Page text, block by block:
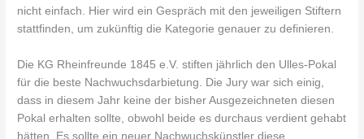
nicht einfach. Hier wird ein Gespräch mit den jeweiligen Stiftern
stattfinden, um zukünftig die Kategorie genauer zu definieren.
Die KG Rheinfreunde 1845 e.V. stiften jährlich den Ulles-Pokal
für die beste Nachwuchsdarbietung. Die Jury war sich einig,
dass in diesem Jahr keine der bisher Ausgezeichneten diesen
Pokal erhalten sollte, obwohl beide es durchaus verdient gehabt
hätten. Es sollte ein neuer Nachwuchskünstler diese